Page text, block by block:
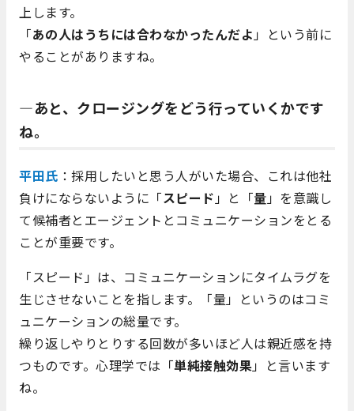
上します。
「あの人はうちには合わなかったんだよ 」という前に
やることがありますね。
―あと、クロージングをどう行っていくかです
ね。
平田氏 ：採用したいと思う人がいた場合、これは他社
負けにならないように「スピード 」と「量 」を意識し
て候補者とエージェントとコミュニケーションをとる
ことが重要です。
「スピード」は、コミュニケーションにタイムラグを
生じさせないことを指します。「量」というのはコミ
ュニケーションの総量です。
繰り返しやりとりする回数が多いほど人は親近感を持
つものです。心理学では「単純接触効果」と言います
ね。